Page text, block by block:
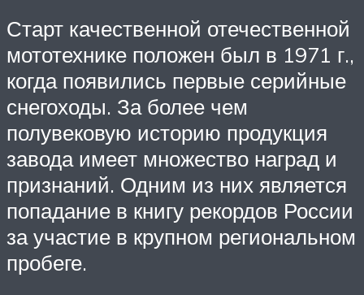
Старт качественной отечественной
мототехнике положен был в 1971 г.,
когда появились первые серийные
снегоходы. За более чем
полувековую историю продукция
завода имеет множество наград и
признаний. Одним из них является
попадание в книгу рекордов России
за участие в крупном региональном
пробеге.